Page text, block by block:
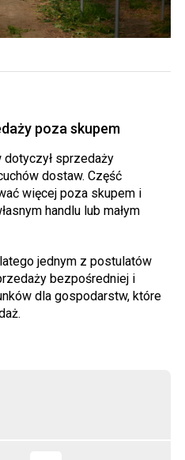
poza skupem
dotyczył sprzedaży
dostaw. Część
więcej poza skupem i
handlu lub małym
jednym z postulatów
bezpośredniej i
dla gospodarstw, które